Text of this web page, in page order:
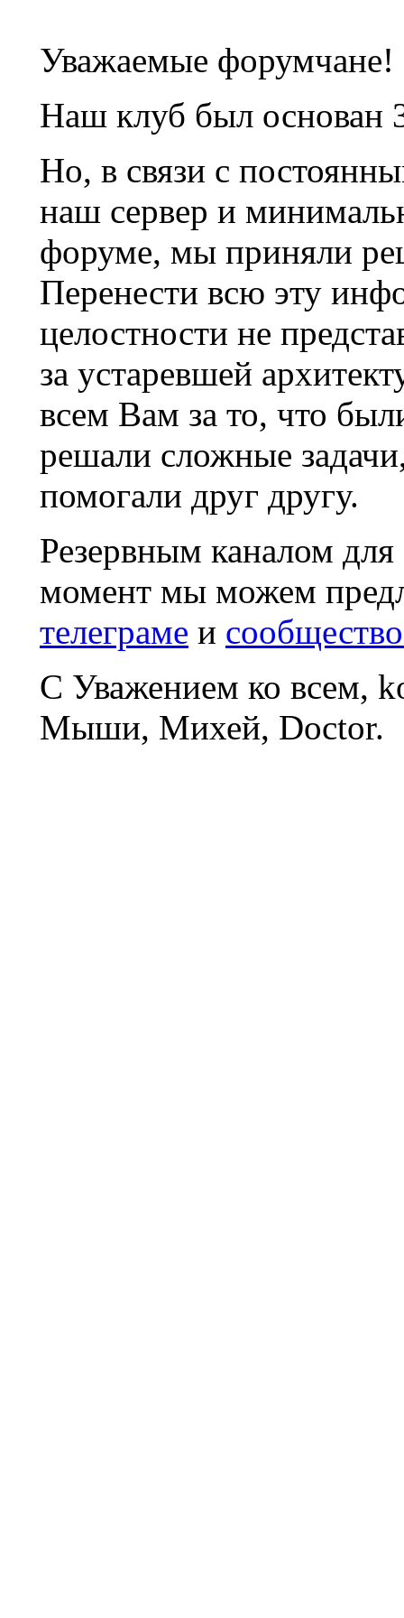
Уважаемые форумчане!
Наш клуб был основан
Но, в связи с
наш сервер и
форуме, мы приняли
Перенести всю эту
целостности не
за устаревшей
всем Вам за то, что
решали сложные
помогали друг другу.
Резервным каналом
момент мы можем
телеграме и
С Уважением ко всем,
Мыши, Михей, Doctor.